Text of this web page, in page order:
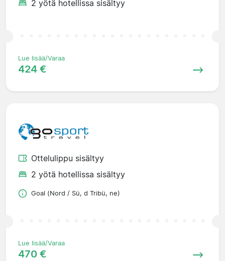
2 yötä hotellissa sisältyy
Lue lisää/Varaa
424 €
Ottelulippu sisältyy
2 yötä hotellissa sisältyy
Goal (Nord / Sü, d Tribü, ne)
Lue lisää/Varaa
470 €